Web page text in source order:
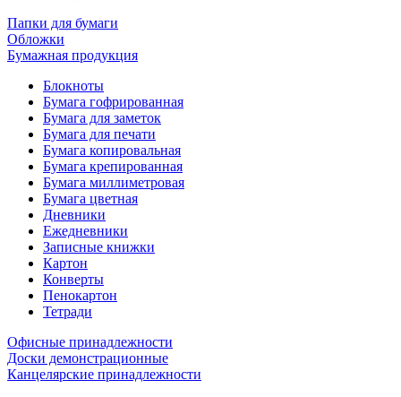
Папки для бумаги
Обложки
Бумажная продукция
Блокноты
Бумага гофрированная
Бумага для заметок
Бумага для печати
Бумага копировальная
Бумага крепированная
Бумага миллиметровая
Бумага цветная
Дневники
Ежедневники
Записные книжки
Картон
Конверты
Пенокартон
Тетради
Офисные принадлежности
Доски демонстрационные
Канцелярские принадлежности